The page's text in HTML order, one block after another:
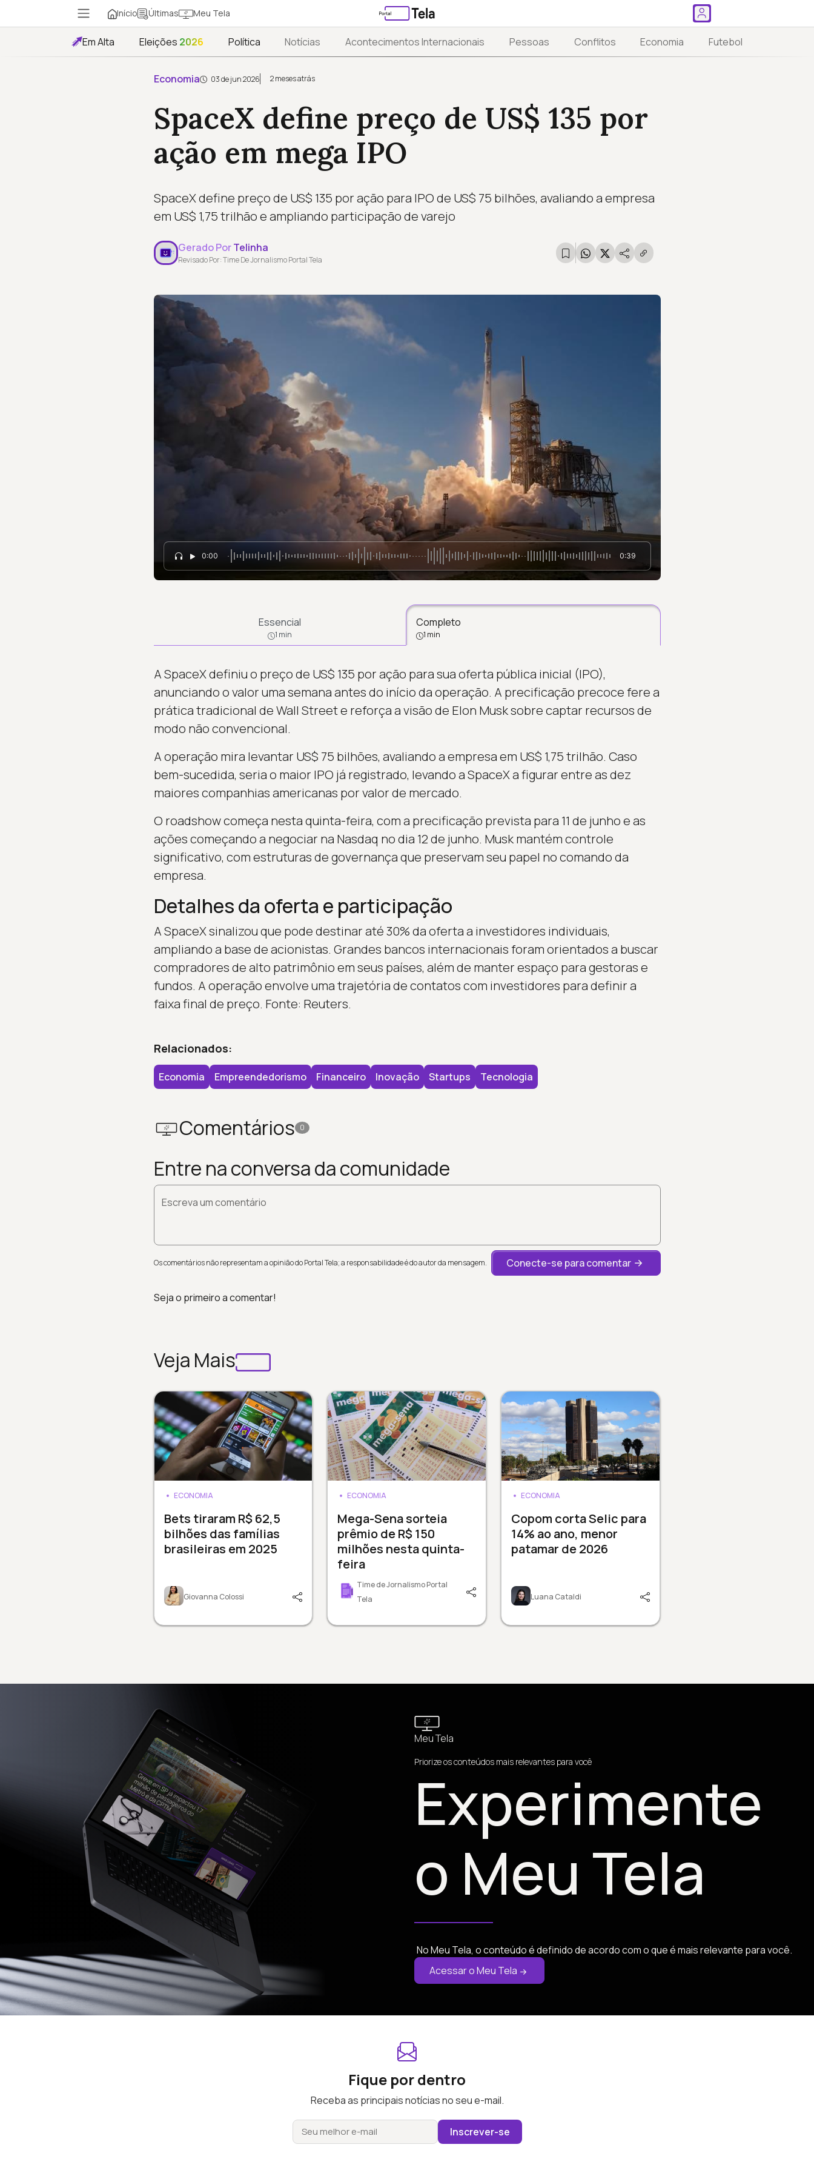
Início Últimas Meu Tela
Em Alta Eleições 2026 Política Notícias Acontecimentos Internacionais Pessoas Conflitos Economia Futebol
Economia 03 de jun 2026 2 meses atrás
SpaceX define preço de US$ 135 por
ação em mega IPO
SpaceX define preço de US$ 135 por ação para IPO de US$ 75 bilhões, avaliando a empresa
em US$ 1,75 trilhão e ampliando participação de varejo
Gerado PorTelinha
Revisado Por: Time De Jornalismo Portal Tela
0:00 0:39
Essencial
1 min
Completo
1 min
A SpaceX definiu o preço de US$ 135 por ação para sua oferta pública inicial (IPO),
anunciando o valor uma semana antes do início da operação. A precificação precoce fere a
prática tradicional de Wall Street e reforça a visão de Elon Musk sobre captar recursos de
modo não convencional.
A operação mira levantar US$ 75 bilhões, avaliando a empresa em US$ 1,75 trilhão. Caso
bem-sucedida, seria o maior IPO já registrado, levando a SpaceX a figurar entre as dez
maiores companhias americanas por valor de mercado.
O roadshow começa nesta quinta-feira, com a precificação prevista para 11 de junho e as
ações começando a negociar na Nasdaq no dia 12 de junho. Musk mantém controle
significativo, com estruturas de governança que preservam seu papel no comando da
empresa.
Detalhes da oferta e participação
A SpaceX sinalizou que pode destinar até 30% da oferta a investidores individuais,
ampliando a base de acionistas. Grandes bancos internacionais foram orientados a buscar
compradores de alto patrimônio em seus países, além de manter espaço para gestoras e
fundos. A operação envolve uma trajetória de contatos com investidores para definir a
faixa final de preço. Fonte: Reuters.
Relacionados:
Economia Empreendedorismo Financeiro Inovação Startups Tecnologia
Comentários 0
Entre na conversa da comunidade
Escreva um comentário
Os comentários não representam a opinião do Portal Tela; a responsabilidade é do autor da mensagem. Conecte-se para comentar
Seja o primeiro a comentar!
Veja Mais
ECONOMIA
Bets tiraram R$ 62,5
bilhões das famílias
brasileiras em 2025
Giovanna Colossi
ECONOMIA
Mega-Sena sorteia
prêmio de R$ 150
milhões nesta quinta-
feira
Time de Jornalismo Portal
Tela
ECONOMIA
Copom corta Selic para
14% ao ano, menor
patamar de 2026
Luana Cataldi
Meu Tela
Priorize os conteúdos mais relevantes para você
Experimente
o Meu Tela
No Meu Tela, o conteúdo é definido de acordo com o que é mais relevante para você.
Acessar o Meu Tela
Fique por dentro
Receba as principais notícias no seu e-mail.
Inscrever-se